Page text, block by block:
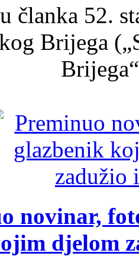
članka 52.
Brijega
novinar,
djelom